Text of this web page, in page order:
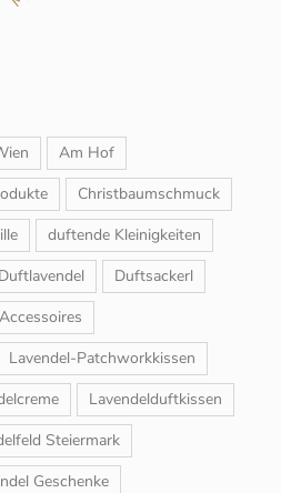
Am Hof
Christbaumschmuck
duftende Kleinigkeiten
Duftlavendel
Duftsackerl
Lavendel-Patchworkkissen
Lavendelduftkissen
Steiermark
Geschenke